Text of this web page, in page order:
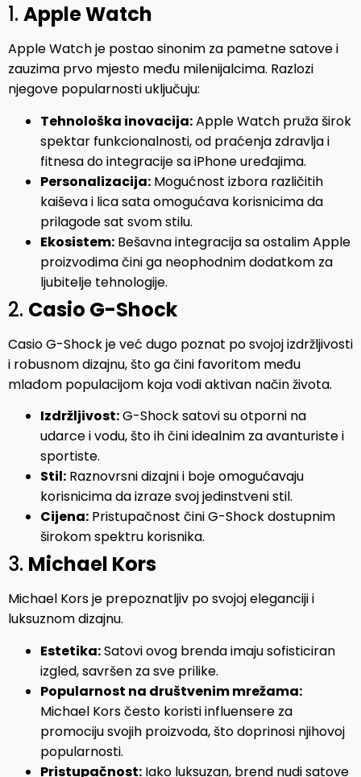
1. Apple Watch
Apple Watch je postao sinonim za pametne satove i
zauzima prvo mjesto među milenijalcima. Razlozi
njegove popularnosti uključuju:
Tehnološka inovacija:Apple Watch pruža širok
spektar funkcionalnosti, od praćenja zdravlja i
fitnesa do integracije sa iPhone uređajima.
Personalizacija: Mogućnost izbora različitih
kaiševa i lica sata omogućava korisnicima da
prilagode sat svom stilu.
Ekosistem: Bešavna integracija sa ostalim Apple
proizvodima čini ga neophodnim dodatkom za
ljubitelje tehnologije.
2. Casio G-Shock
Casio G-Shock je već dugo poznat po svojoj izdržljivosti
i robusnom dizajnu, što ga čini favoritom među
mlađom populacijom koja vodi aktivan način života.
Izdržljivost:G-Shock satovi su otporni na
udarce i vodu, što ih čini idealnim za avanturiste i
sportiste.
Stil: Raznovrsni dizajni i boje omogućavaju
korisnicima da izraze svoj jedinstveni stil.
Cijena: Pristupačnost čini G-Shock dostupnim
širokom spektru korisnika.
3. Michael Kors
Michael Kors je prepoznatljiv po svojoj eleganciji i
luksuznom dizajnu.
Estetika:Satovi ovog brenda imaju sofisticiran
izgled, savršen za sve prilike.
Popularnost na društvenim mrežama:
Michael Kors često koristi influensere za
promociju svojih proizvoda, što doprinosi njihovoj
popularnosti.
Pristupačnost: Iako luksuzan, brend nudi satove